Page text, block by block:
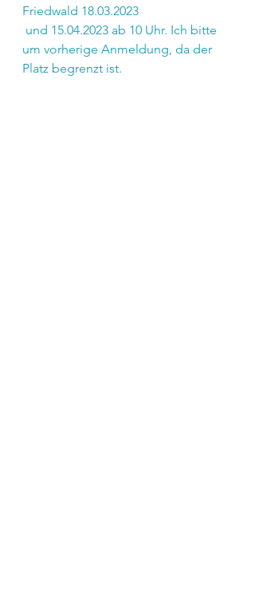
Friedwald 18.03.2023
um vorherige Anmeldung, da der
Platz begrenzt ist.